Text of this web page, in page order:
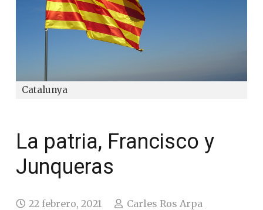
Catalunya
La patria, Francisco y
Junqueras
22 febrero, 2021
Carles Ros Arpa